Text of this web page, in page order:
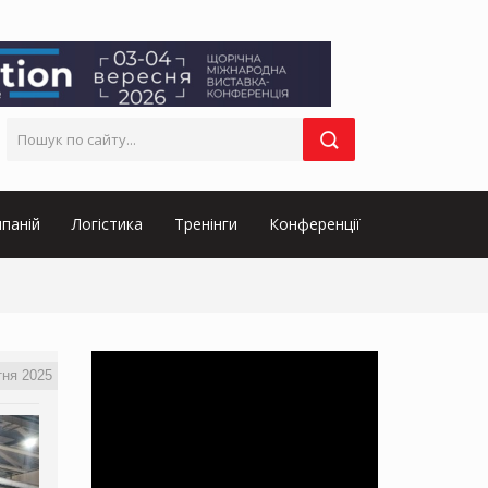
Логістика Тренінги Конференції
2025